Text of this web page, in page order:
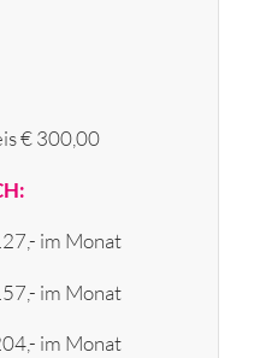
€ 300,00
im Monat
im Monat
im Monat